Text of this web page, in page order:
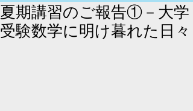
夏期講習のご報告①－大学
受験数学に明け暮れた日々